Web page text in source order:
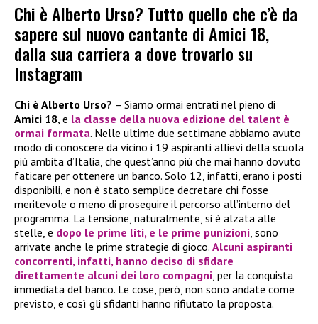
Chi è Alberto Urso? Tutto quello che c’è da
sapere sul nuovo cantante di Amici 18,
dalla sua carriera a dove trovarlo su
Instagram
Chi è Alberto Urso? – Siamo ormai entrati nel pieno di
Amici 18, e la classe della nuova edizione del talent è
ormai formata. Nelle ultime due settimane abbiamo avuto
modo di conoscere da vicino i 19 aspiranti allievi della scuola
più ambita d’Italia, che quest’anno più che mai hanno dovuto
faticare per ottenere un banco. Solo 12, infatti, erano i posti
disponibili, e non è stato semplice decretare chi fosse
meritevole o meno di proseguire il percorso all’interno del
programma. La tensione, naturalmente, si è alzata alle
stelle, e dopo le prime liti, e le prime punizioni, sono
arrivate anche le prime strategie di gioco. Alcuni aspiranti
concorrenti, infatti, hanno deciso di sfidare
direttamente alcuni dei loro compagni, per la conquista
immediata del banco. Le cose, però, non sono andate come
previsto, e così gli sfidanti hanno rifiutato la proposta.